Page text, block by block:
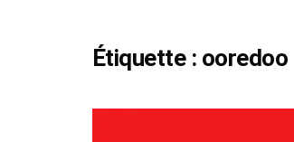
Étiquette : ooredoo